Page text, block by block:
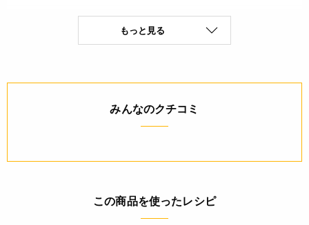
もっと見る
みんなのクチコミ
この商品を使ったレシピ